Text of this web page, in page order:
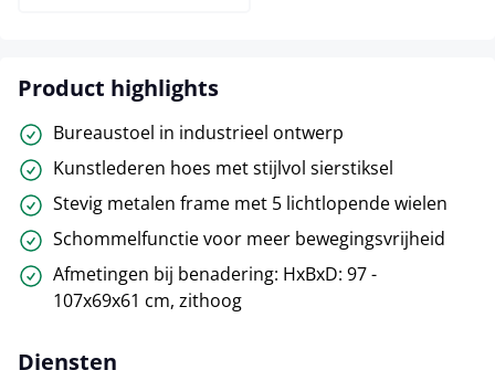
Product highlights
Bureaustoel in industrieel ontwerp
Kunstlederen hoes met stijlvol sierstiksel
Stevig metalen frame met 5 lichtlopende wielen
Schommelfunctie voor meer bewegingsvrijheid
Afmetingen bij benadering: HxBxD: 97 -
107x69x61 cm, zithoog
Diensten